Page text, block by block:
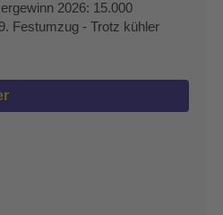
2026: 15.000
Festumzug - Trotz kühler